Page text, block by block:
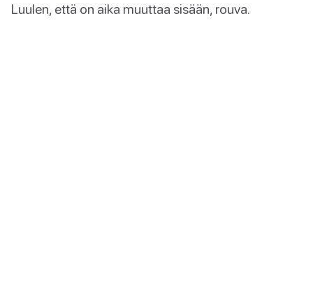
Luulen, että on aika muuttaa sisään, rouva.